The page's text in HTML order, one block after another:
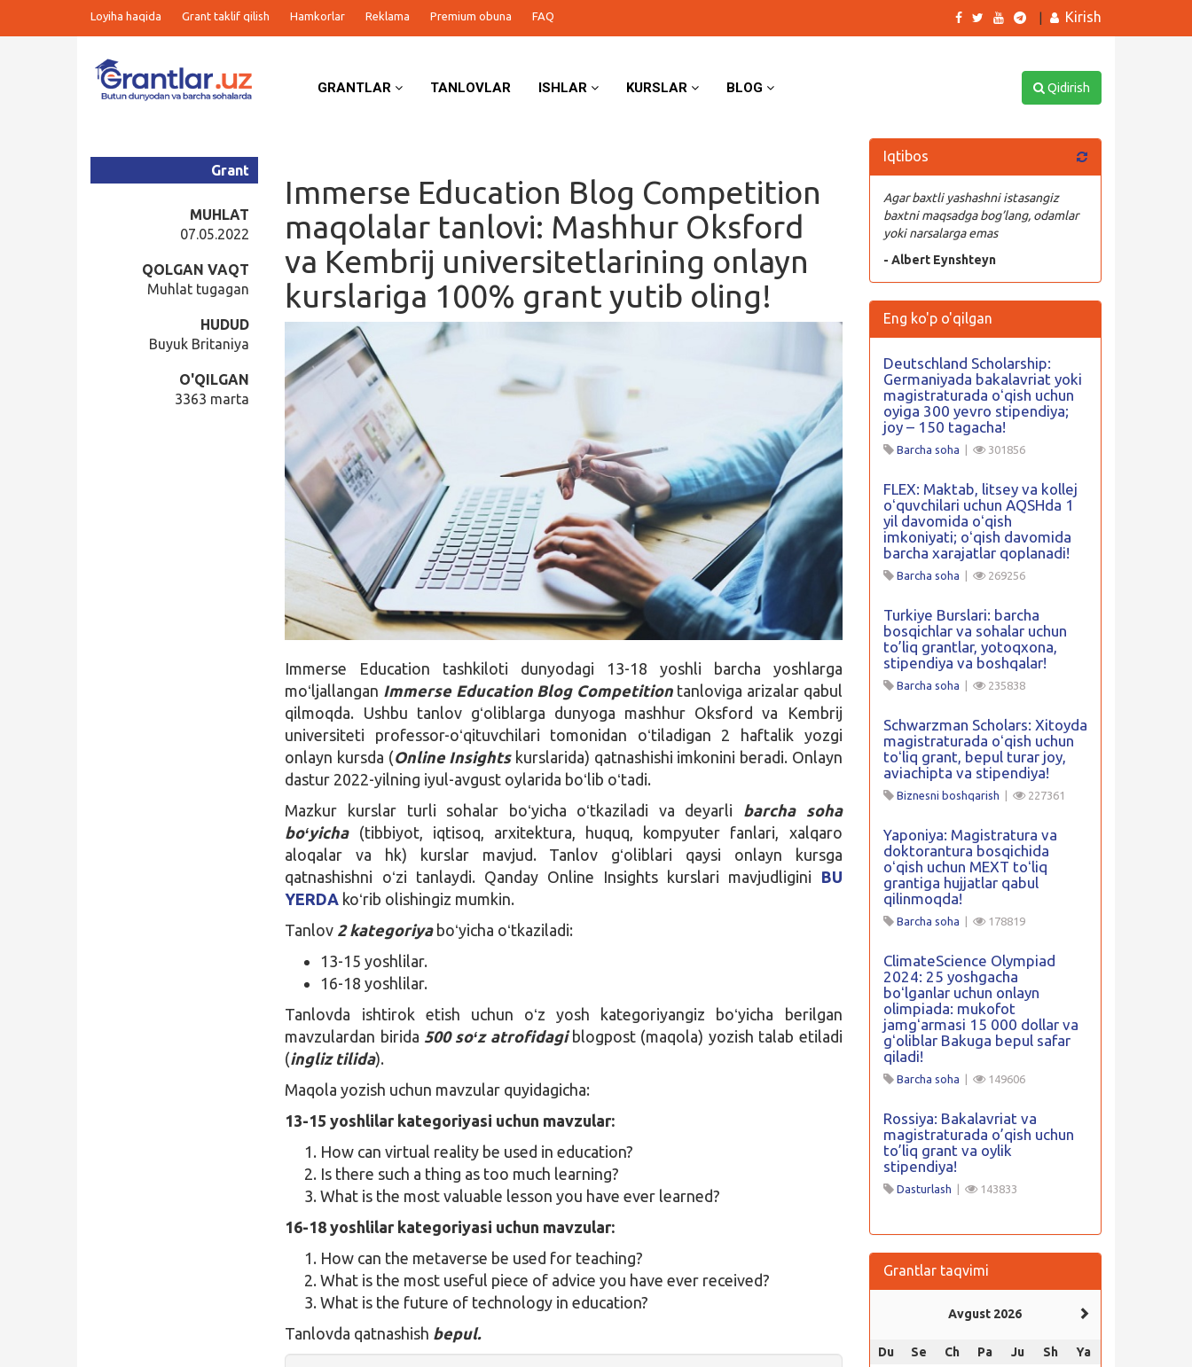
Loyiha haqida Grant taklif qilish Hamkorlar Reklama Premium obuna FAQ Kirish
GRANTLAR TANLOVLAR ISHLAR KURSLAR BLOG Qidirish
Immerse Education Blog Competition
maqolalar tanlovi: Mashhur Oksford
va Kembrij universitetlarining onlayn
kurslariga 100% grant yutib oling!
Grant
MUHLAT
07.05.2022
QOLGAN VAQT
Muhlat tugagan
HUDUD
Buyuk Britaniya
O'QILGAN
3363 marta
Immerse Education tashkiloti dunyodagi 13-18 yoshli barcha yoshlarga
moʻljallangan Immerse Education Blog Competition tanloviga arizalar qabul
qilmoqda. Ushbu tanlov gʻoliblarga dunyoga mashhur Oksford va Kembrij
universiteti professor-oʻqituvchilari tomonidan oʻtiladigan 2 haftalik yozgi
onlayn kursda (Online Insightskurslarida) qatnashishi imkonini beradi. Onlayn
dastur 2022-yilning iyul-avgust oylarida boʻlib oʻtadi.
Mazkur kurslar turli sohalar boʻyicha oʻtkaziladi va deyarli
barcha soha
boʻyicha (tibbiyot, iqtisoq, arxitektura, huquq, kompyuter fanlari, xalqaro
aloqalar va hk) kurslar mavjud. Tanlov gʻoliblari qaysi onlayn kursga
qatnashishni oʻzi tanlaydi. Qanday Online Insights kurslari mavjudligini BU
YERDA koʻrib olishingiz mumkin.
Tanlov 2 kategoriya boʻyicha oʻtkaziladi:
13-15 yoshlilar.
16-18 yoshlilar.
Tanlovda ishtirok etish uchun oʻz yosh kategoriyangiz boʻyicha berilgan
mavzulardan birida 500 soʻz atrofidagi blogpost (maqola) yozish talab etiladi
(ingliz tilida).
Maqola yozish uchun mavzular quyidagicha:
13-15 yoshlilar kategoriyasi uchun mavzular:
How can virtual reality be used in education?
Is there such a thing as too much learning?
What is the most valuable lesson you have ever learned?
16-18 yoshlilar kategoriyasi uchun mavzular:
How can the metaverse be used for teaching?
What is the most useful piece of advice you have ever received?
What is the future of technology in education?
Tanlovda qatnashish bepul.
Iqtibos
Agar baxtli yashashni istasangiz
baxtni maqsadga bog’lang, odamlar
yoki narsalarga emas
- Albert Eynshteyn
Eng ko'p o'qilgan
Deutschland Scholarship:
Germaniyada bakalavriat yoki
magistraturada oʻqish uchun
oyiga 300 yevro stipendiya;
joy – 150 tagacha!
Barcha soha 301856
FLEX: Maktab, litsey va kollej
oʻquvchilari uchun AQSHda 1
yil davomida oʻqish
imkoniyati; oʻqish davomida
barcha xarajatlar qoplanadi!
Barcha soha 269256
Turkiye Burslari: barcha
bosqichlar va sohalar uchun
to’liq grantlar, yotoqxona,
stipendiya va boshqalar!
Barcha soha 235838
Schwarzman Scholars: Xitoyda
magistraturada oʻqish uchun
toʻliq grant, bepul turar joy,
aviachipta va stipendiya!
Biznesni boshqarish 227361
Yaponiya: Magistratura va
doktorantura bosqichida
oʻqish uchun MEXT toʻliq
grantiga hujjatlar qabul
qilinmoqda!
Barcha soha 178819
ClimateScience Olympiad
2024: 25 yoshgacha
boʻlganlar uchun onlayn
olimpiada: mukofot
jamgʻarmasi 15 000 dollar va
gʻoliblar Bakuga bepul safar
qiladi!
Barcha soha 149606
Rossiya: Bakalavriat va
magistraturada o’qish uchun
to’liq grant va oylik
stipendiya!
Dasturlash 143833
Grantlar taqvimi
Avgust 2026
Du Se Ch Pa Ju Sh Ya